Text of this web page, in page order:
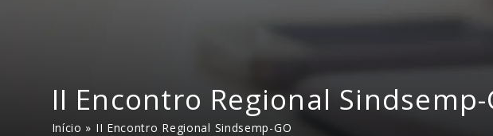
II Encontro Regional Sindsemp-
Início » II Encontro Regional Sindsemp-GO